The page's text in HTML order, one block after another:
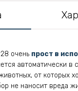
очень прост в
автоматически в
от которых
не наносит вреда